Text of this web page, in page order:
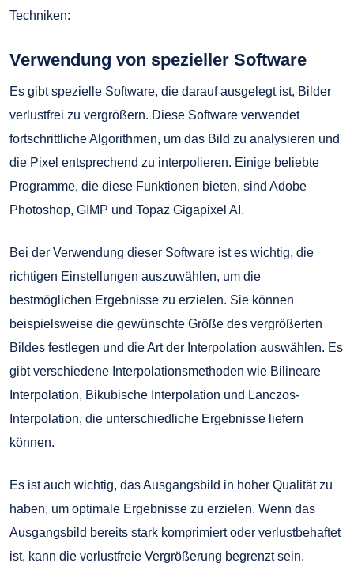
Techniken:
Verwendung von spezieller Software
Es gibt spezielle Software, die darauf ausgelegt ist, Bilder
verlustfrei zu vergrößern. Diese Software verwendet
fortschrittliche Algorithmen, um das Bild zu analysieren und
die Pixel entsprechend zu interpolieren. Einige beliebte
Programme, die diese Funktionen bieten, sind Adobe
Photoshop, GIMP und Topaz Gigapixel AI.
Bei der Verwendung dieser Software ist es wichtig, die
richtigen Einstellungen auszuwählen, um die
bestmöglichen Ergebnisse zu erzielen. Sie können
beispielsweise die gewünschte Größe des vergrößerten
Bildes festlegen und die Art der Interpolation auswählen. Es
gibt verschiedene Interpolationsmethoden wie Bilineare
Interpolation, Bikubische Interpolation und Lanczos-
Interpolation, die unterschiedliche Ergebnisse liefern
können.
Es ist auch wichtig, das Ausgangsbild in hoher Qualität zu
haben, um optimale Ergebnisse zu erzielen. Wenn das
Ausgangsbild bereits stark komprimiert oder verlustbehaftet
ist, kann die verlustfreie Vergrößerung begrenzt sein.